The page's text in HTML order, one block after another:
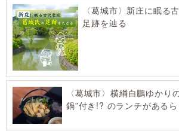
〈葛城市〉新庄に眠る
足跡を辿る
〈葛城市〉横綱白鵬ゆかり
鍋”付き!? のランチがあるら